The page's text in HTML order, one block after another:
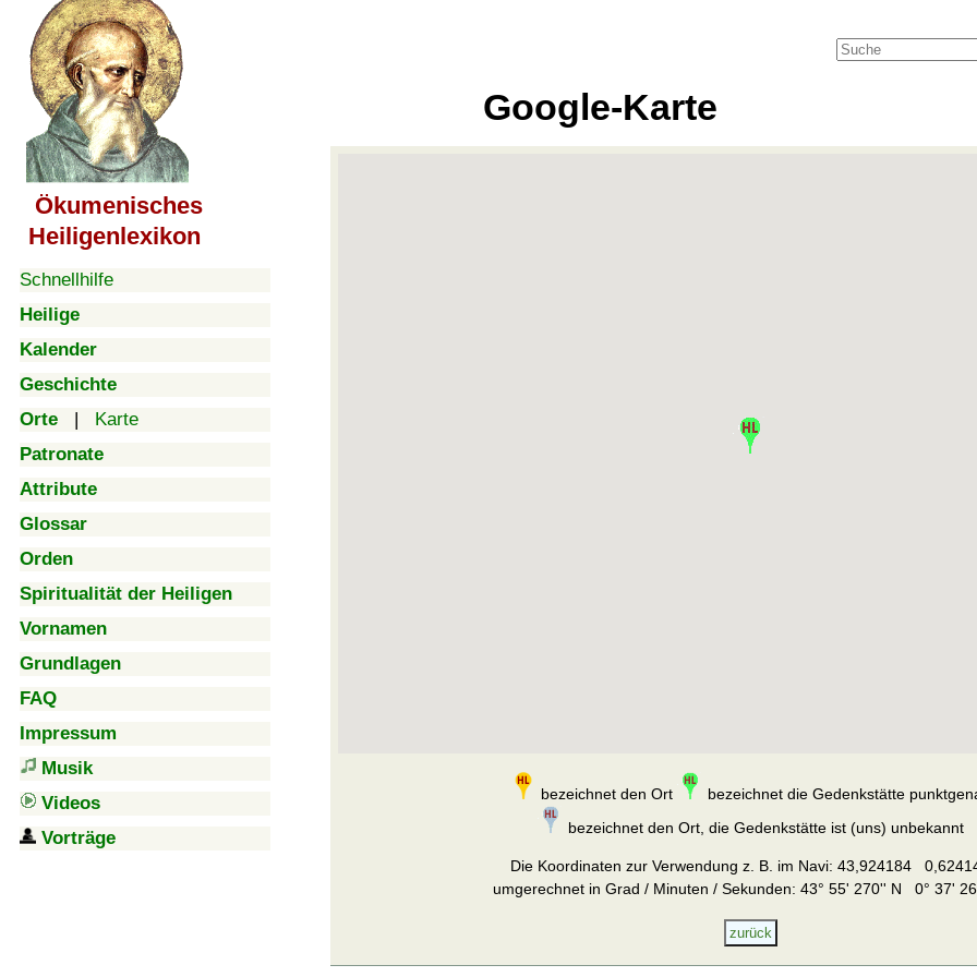
Ökumenisches
Heiligenlexikon
Schnellhilfe
Heilige
Kalender
Geschichte
Orte | Karte
Patronate
Attribute
Glossar
Orden
Spiritualität der Heiligen
Vornamen
Grundlagen
FAQ
Impressum
Musik
Videos
Vorträge
Google-Karte
bezeichnet den Ort
bezeichnet die Gedenkstätte
bezeichnet den Ort, die Gedenkstätte ist (uns) unbekannt
Die Koordinaten zur Verwendung z. B. im Navi: 43,924184
umgerechnet in Grad / Minuten / Sekunden: 43° 55' 270'' N 0° 37'